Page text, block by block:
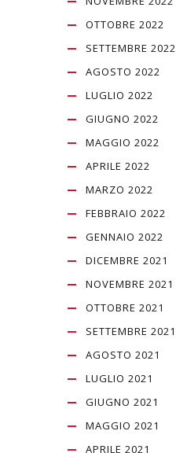
OTTOBRE 2022
SETTEMBRE 2022
AGOSTO 2022
LUGLIO 2022
GIUGNO 2022
MAGGIO 2022
APRILE 2022
MARZO 2022
FEBBRAIO 2022
GENNAIO 2022
DICEMBRE 2021
NOVEMBRE 2021
OTTOBRE 2021
SETTEMBRE 2021
AGOSTO 2021
LUGLIO 2021
GIUGNO 2021
MAGGIO 2021
APRILE 2021